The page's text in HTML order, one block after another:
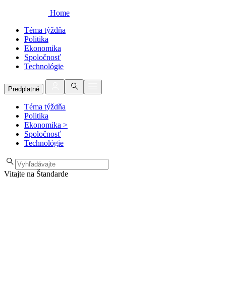
Home
Téma týždňa
Politika
Ekonomika
Spoločnosť
Technológie
Predplatné
Téma týždňa
Politika
Ekonomika >
Spoločnosť
Technológie
Vitajte na Štandarde